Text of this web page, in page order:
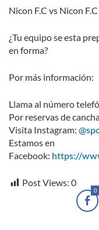
Nicon F.C vs Nicon
¿Tu equipo se esta
en forma?
Por más información:
Llama al número
Por reservas de
Visita Instagram:
Estamos en
Facebook: https://
Post Views: 0
0